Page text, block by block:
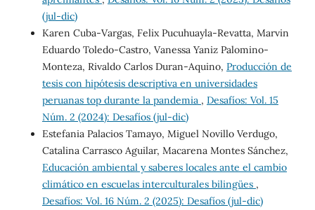
(jul-dic)
Karen Cuba-Vargas, Felix Pucuhuayla-Revatta, Marvin
Eduardo Toledo-Castro, Vanessa Yaniz Palomino-
Monteza, Rivaldo Carlos Duran-Aquino, Producción de
tesis con hipótesis descriptiva en universidades
peruanas top durante la pandemia , Desafíos: Vol. 15
Núm. 2 (2024): Desafíos (jul-dic)
Estefania Palacios Tamayo, Miguel Novillo Verdugo,
Catalina Carrasco Aguilar, Macarena Montes Sánchez,
Educación ambiental y saberes locales ante el cambio
climático en escuelas interculturales bilingües ,
Desafíos: Vol. 16 Núm. 2 (2025): Desafíos (jul-dic)